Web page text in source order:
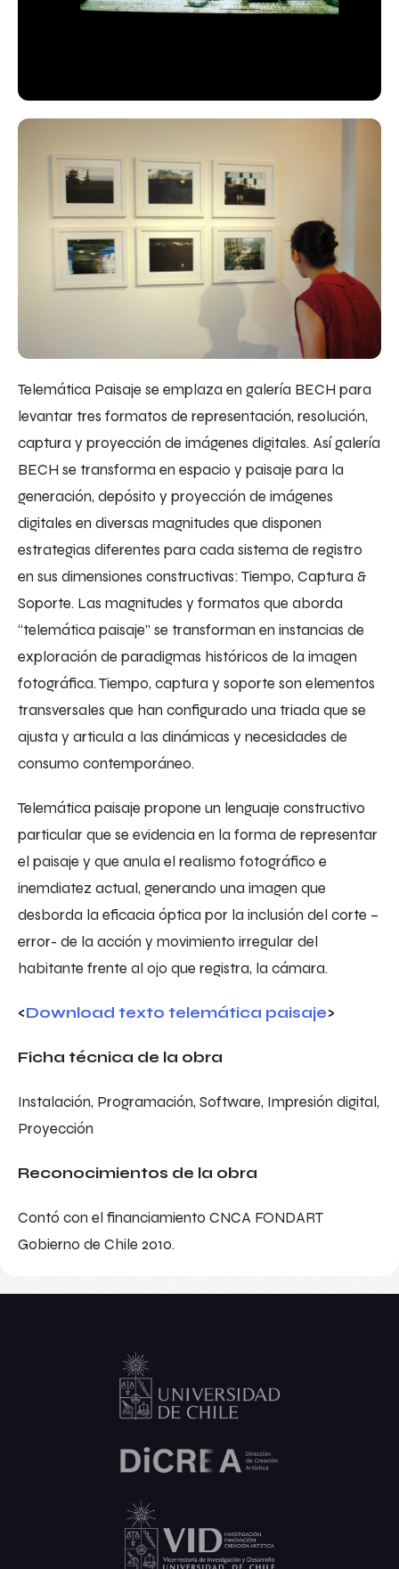
Telemática Paisaje se emplaza en galería BECH para
levantar tres formatos de representación, resolución,
captura y proyección de imágenes digitales. Así galería
BECH se transforma en espacio y paisaje para la
generación, depósito y proyección de imágenes
digitales en diversas magnitudes que disponen
estrategias diferentes para cada sistema de registro
en sus dimensiones constructivas: Tiempo, Captura &
Soporte. Las magnitudes y formatos que aborda
“telemática paisaje” se transforman en instancias de
exploración de paradigmas históricos de la imagen
fotográfica. Tiempo, captura y soporte son elementos
transversales que han configurado una triada que se
ajusta y articula a las dinámicas y necesidades de
consumo contemporáneo.
Telemática paisaje propone un lenguaje constructivo
particular que se evidencia en la forma de representar
el paisaje y que anula el realismo fotográfico e
inemdiatez actual, generando una imagen que
desborda la eficacia óptica por la inclusión del corte –
error- de la acción y movimiento irregular del
habitante frente al ojo que registra, la cámara.
<Download texto telemática paisaje>
Ficha técnica de la obra
Instalación, Programación, Software, Impresión digital,
Proyección
Reconocimientos de la obra
Contó con el financiamiento CNCA FONDART
Gobierno de Chile 2010.